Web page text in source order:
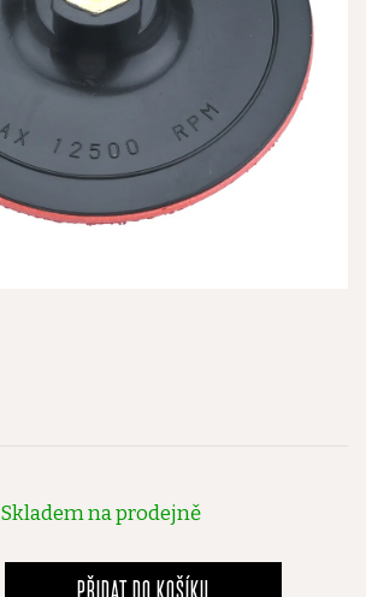
Skladem na prodejně